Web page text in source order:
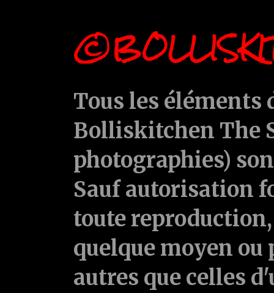
Tous les
Bolliskitchen The
photographies)
Sauf autorisation
toute
quelque moyen ou
autres que celles